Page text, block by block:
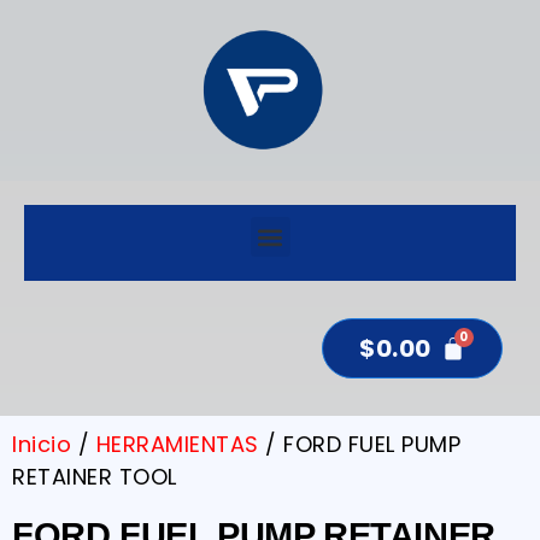
$0.00
Inicio / HERRAMIENTAS / FORD FUEL PUMP
RETAINER TOOL